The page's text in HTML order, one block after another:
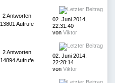
2 Antworten
13801 Aufrufe
02. Juni 2014,
22:31:40
von Viktor
2 Antworten
14894 Aufrufe
02. Juni 2014,
22:28:14
von Viktor